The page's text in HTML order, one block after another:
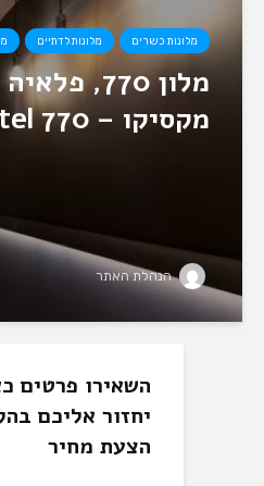
מלונות כשרים מלונות לדתיים
מלון 770,
מקסיקו – Hotel 770
הנהלת האתר
השאירו פרטים
יחזור אליכם
הצעת מחיר